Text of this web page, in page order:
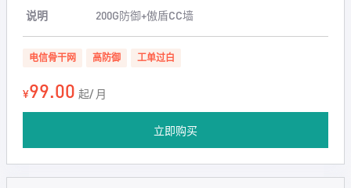
说明
200G防御+傲盾CC墙
电信骨干网 高防御 工单过白
¥99.00 起/ 月
立即购买